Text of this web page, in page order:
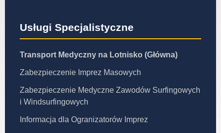
Usługi Specjalistyczne
Transport Medyczny na Lotnisko (Główna)
Zabezpieczenie Imprez Masowych
Zabezpieczenie Medyczne Zawodów Surfingowych
i Windsurfingowych
Informacja dla Ogranizatorów Imprez